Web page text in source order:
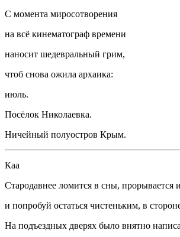
С момента миросотворения
на всё кинематограф времени
наносит шедевральный грим,
чтоб снова ожила архаика:
июль.
Посёлок Николаевка.
Ничейный полуостров Крым.
Каа
Стародавнее ломится в сны, прорывается
и попробуй остаться чистеньким, в
На подъездных дверях было внятно